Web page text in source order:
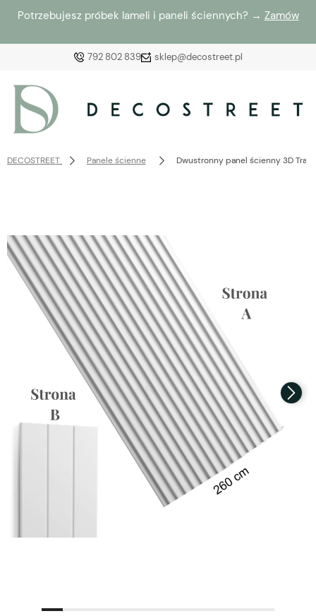
Potrzebujesz próbek lameli i paneli ściennych? → Zamów
792 802 839 sklep@decostreet.pl
Załóż konto
Wybierz coś dla siebie z naszej aktualnej oferty lub
zaloguj się, aby przywrócić dodane produkty do listy
z poprzedniej sesji.
DECOSTREET Panele ścienne Dwustronny panel ścienny 3D